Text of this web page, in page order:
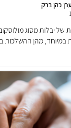
כהן ברק
יבלות מסוג
במיוחד, מהן ההשלכות